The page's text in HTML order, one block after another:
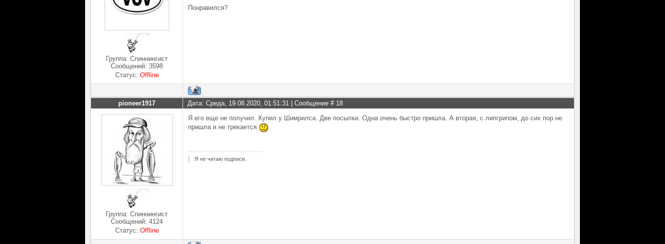
Группа: Спиннингист
Сообщений: 3598
Статус: Offline
Понравился?
pioneer1917 Дата: Среда, 19.08.2020, 01:51:31 | Сообщение # 18
Группа: Спиннингист
Сообщений: 4124
Статус: Offline
Я его еще не получил. Купил у Шимрилса. Две посылки. Одна очень быстро пришла. А вторая, с липгрипом, до сих пор не
пришла и не трекается
Я не читаю подписи.